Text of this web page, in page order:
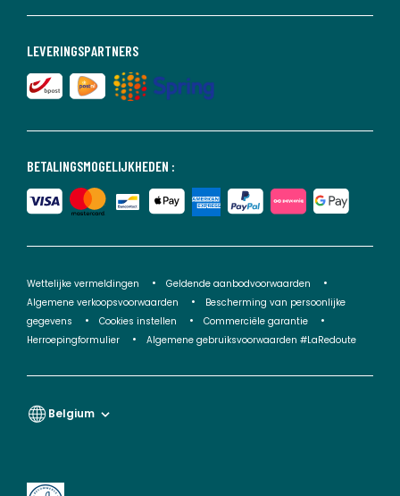
BETALINGSMOGELIJKHEDEN :
LEVERINGSPARTNERS
Wettelijke vermeldingen
Geldende aanbodvoorwaarden
Algemene verkoopsvoorwaarden
Bescherming van persoonlijke
gegevens
Cookies instellen
Commerciële garantie
Herroepingformulier
Algemene gebruiksvoorwaarden #LaRedoute
Belgium